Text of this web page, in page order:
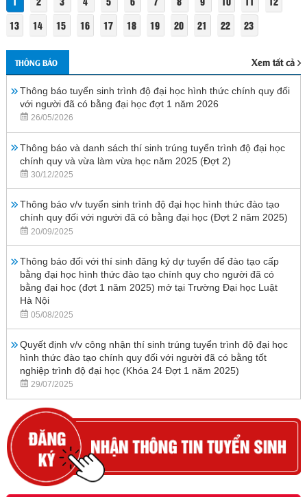
13
14 15 16 17 18 19 20 21 22 23
THÔNG BÁO Xem tất cả
Thông báo tuyển sinh trình độ đại học hình thức chính quy đối
với người đã có bằng đại học đợt 1 năm 2026
26/05/2026
Thông báo và danh sách thí sinh trúng tuyển trình độ đại học
chính quy và vừa làm vừa học năm 2025 (Đợt 2)
30/12/2025
Thông báo v/v tuyển sinh trình độ đại học hình thức đào tạo
chính quy đối với người đã có bằng đại học (Đợt 2 năm 2025)
20/09/2025
Thông báo đối với thí sinh đăng ký dự tuyển để đào tạo cấp
bằng đại học hình thức đào tạo chính quy cho người đã có
bằng đại học (đợt 1 năm 2025) mở tại Trường Đại học Luật
Hà Nội
05/08/2025
Quyết định v/v công nhận thí sinh trúng tuyển trình độ đại học
hình thức đào tạo chính quy đối với người đã có bằng tốt
nghiệp trình độ đại học (Khóa 24 Đợt 1 năm 2025)
29/07/2025